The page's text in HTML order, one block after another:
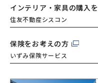
インテリア・家具の購入を
住友不動産シスコン
保険をお考えの方
いずみ保険サービス